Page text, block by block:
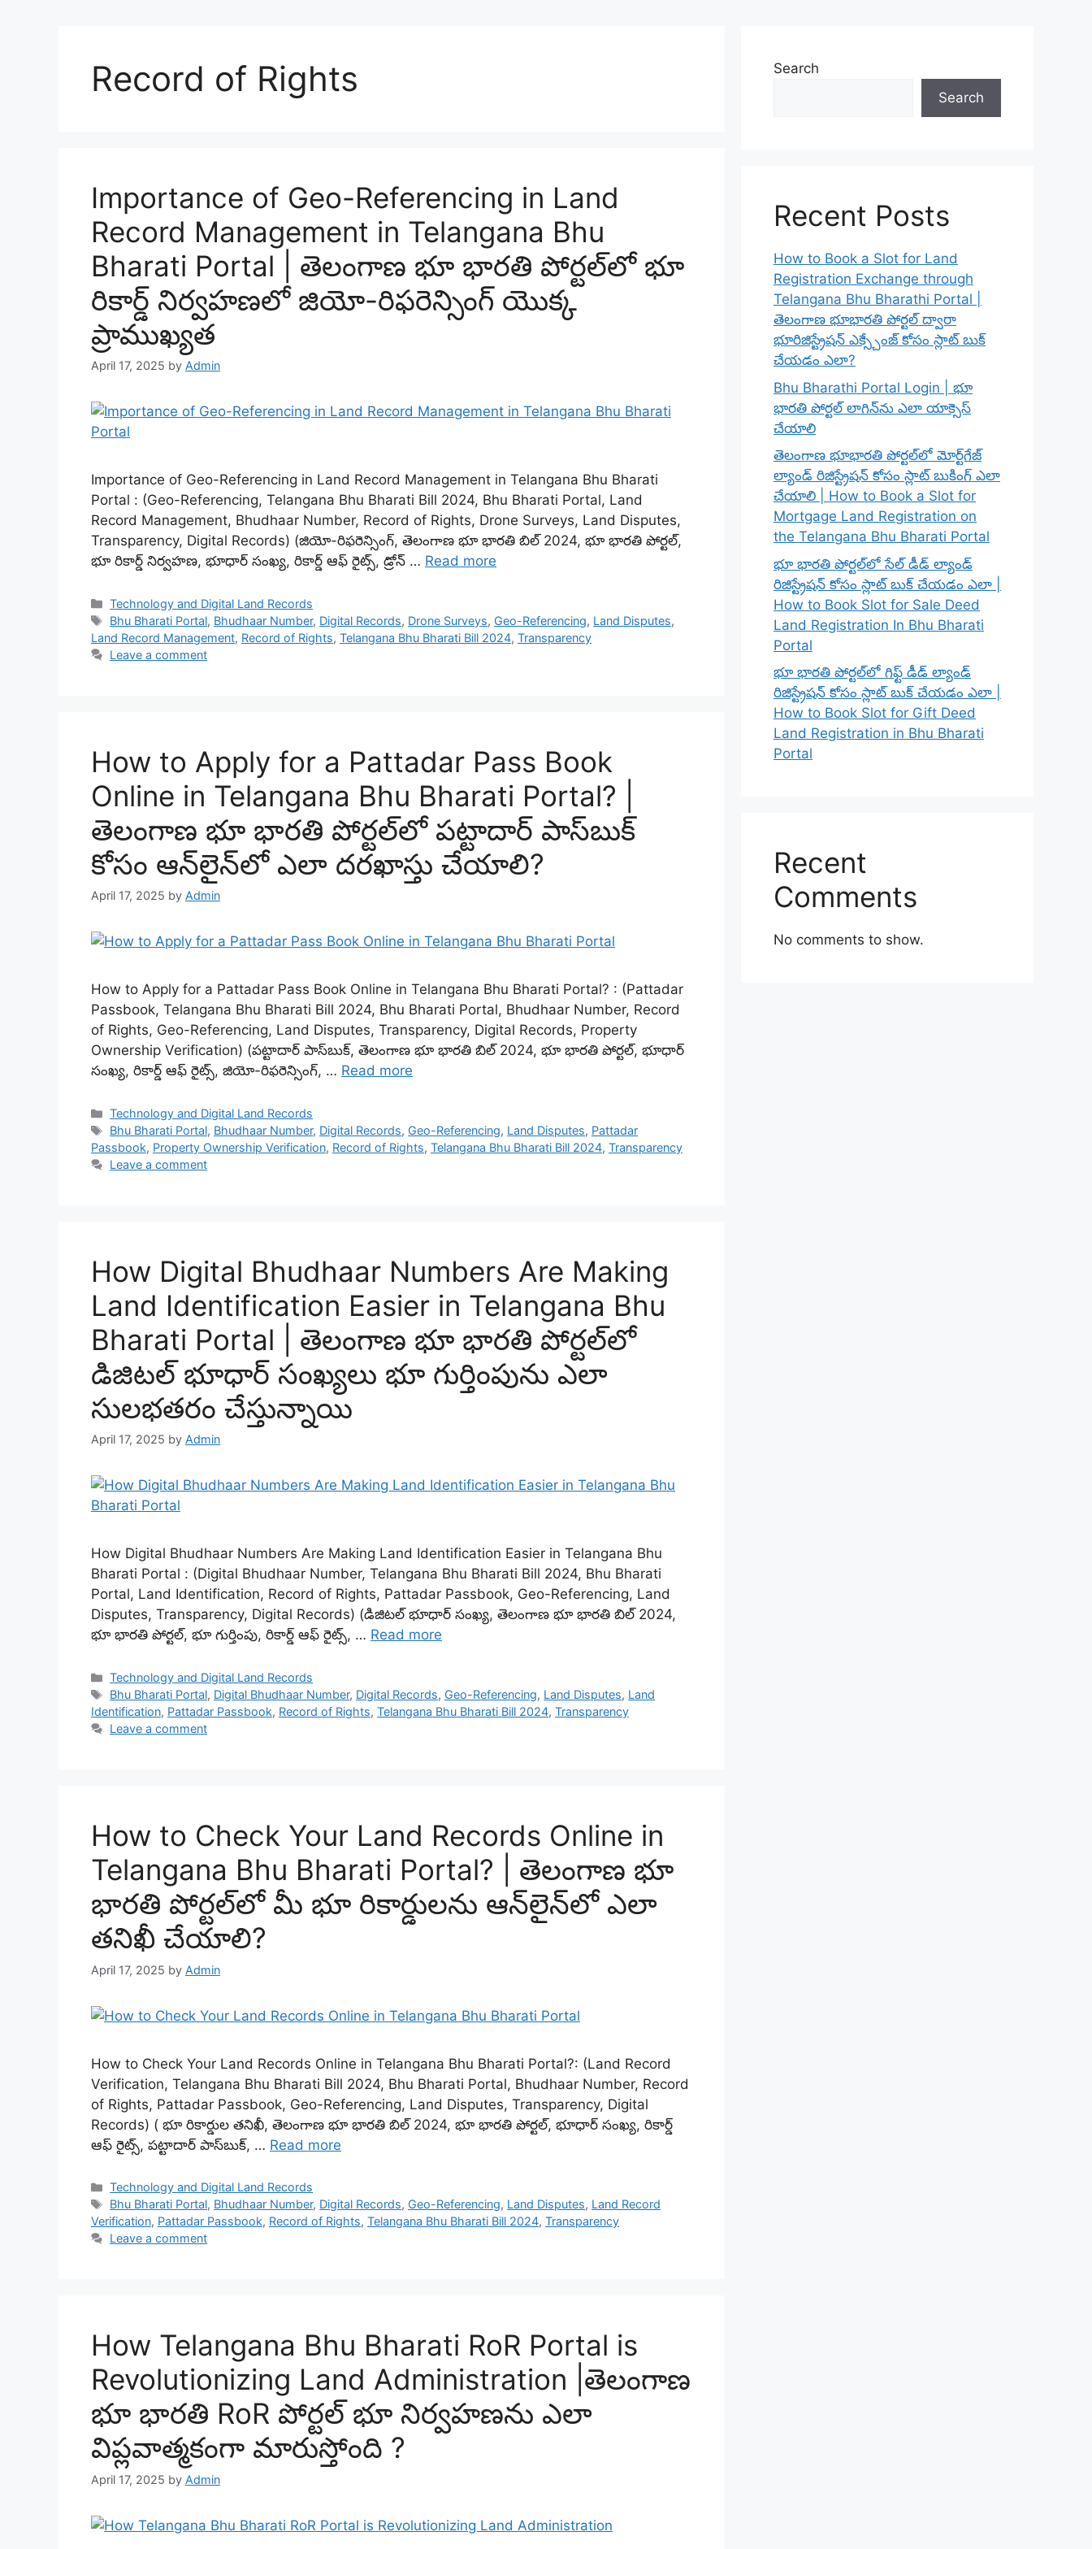
Record of Rights
Importance of Geo-Referencing in Land
Record Management in Telangana Bhu
Bharati Portal | తెలంగాణ భూ భారతి పోర్టల్‌లో భూ
రికార్డ్ నిర్వహణలో జియో-రిఫరెన్సింగ్ యొక్క
ప్రాముఖ్యత
April 17, 2025 by Admin
Importance of Geo-Referencing in Land Record Management in Telangana Bhu Bharati
Portal : (Geo-Referencing, Telangana Bhu Bharati Bill 2024, Bhu Bharati Portal, Land
Record Management, Bhudhaar Number, Record of Rights, Drone Surveys, Land Disputes,
Transparency, Digital Records) (జియో-రిఫరెన్సింగ్, తెలంగాణ భూ భారతి బిల్ 2024, భూ భారతి పోర్టల్,
భూ రికార్డ్ నిర్వహణ, భూధార్ సంఖ్య, రికార్డ్ ఆఫ్ రైట్స్, డ్రోన్ … Read more
Categories
Technology and Digital Land Records
Tags
Bhu Bharati Portal, Bhudhaar Number, Digital Records, Drone Surveys, Geo-Referencing, Land Disputes,
Land Record Management, Record of Rights, Telangana Bhu Bharati Bill 2024, Transparency
Leave a comment
How to Apply for a Pattadar Pass Book
Online in Telangana Bhu Bharati Portal? |
తెలంగాణ భూ భారతి పోర్టల్‌లో పట్టాదార్ పాస్‌బుక్
కోసం ఆన్‌లైన్‌లో ఎలా దరఖాస్తు చేయాలి?
April 17, 2025 by Admin
How to Apply for a Pattadar Pass Book Online in Telangana Bhu Bharati Portal? : (Pattadar
Passbook, Telangana Bhu Bharati Bill 2024, Bhu Bharati Portal, Bhudhaar Number, Record
of Rights, Geo-Referencing, Land Disputes, Transparency, Digital Records, Property
Ownership Verification) (పట్టాదార్ పాస్‌బుక్, తెలంగాణ భూ భారతి బిల్ 2024, భూ భారతి పోర్టల్, భూధార్
సంఖ్య, రికార్డ్ ఆఫ్ రైట్స్, జియో-రిఫరెన్సింగ్, … Read more
Categories
Technology and Digital Land Records
Tags
Bhu Bharati Portal, Bhudhaar Number, Digital Records, Geo-Referencing, Land Disputes, Pattadar
Passbook, Property Ownership Verification, Record of Rights, Telangana Bhu Bharati Bill 2024, Transparency
Leave a comment
How Digital Bhudhaar Numbers Are Making
Land Identification Easier in Telangana Bhu
Bharati Portal | తెలంగాణ భూ భారతి పోర్టల్‌లో
డిజిటల్ భూధార్ సంఖ్యలు భూ గుర్తింపును ఎలా
సులభతరం చేస్తున్నాయి
April 17, 2025 by Admin
How Digital Bhudhaar Numbers Are Making Land Identification Easier in Telangana Bhu
Bharati Portal : (Digital Bhudhaar Number, Telangana Bhu Bharati Bill 2024, Bhu Bharati
Portal, Land Identification, Record of Rights, Pattadar Passbook, Geo-Referencing, Land
Disputes, Transparency, Digital Records) (డిజిటల్ భూధార్ సంఖ్య, తెలంగాణ భూ భారతి బిల్ 2024,
భూ భారతి పోర్టల్, భూ గుర్తింపు, రికార్డ్ ఆఫ్ రైట్స్, … Read more
Categories
Technology and Digital Land Records
Tags
Bhu Bharati Portal, Digital Bhudhaar Number, Digital Records, Geo-Referencing, Land Disputes, Land
Identification, Pattadar Passbook, Record of Rights, Telangana Bhu Bharati Bill 2024, Transparency
Leave a comment
How to Check Your Land Records Online in
Telangana Bhu Bharati Portal? | తెలంగాణ భూ
భారతి పోర్టల్‌లో మీ భూ రికార్డులను ఆన్‌లైన్‌లో ఎలా
తనిఖీ చేయాలి?
April 17, 2025 by Admin
How to Check Your Land Records Online in Telangana Bhu Bharati Portal?: (Land Record
Verification, Telangana Bhu Bharati Bill 2024, Bhu Bharati Portal, Bhudhaar Number, Record
of Rights, Pattadar Passbook, Geo-Referencing, Land Disputes, Transparency, Digital
Records) ( భూ రికార్డుల తనిఖీ, తెలంగాణ భూ భారతి బిల్ 2024, భూ భారతి పోర్టల్, భూధార్ సంఖ్య, రికార్డ్
ఆఫ్ రైట్స్, పట్టాదార్ పాస్‌బుక్, … Read more
Categories
Technology and Digital Land Records
Tags
Bhu Bharati Portal, Bhudhaar Number, Digital Records, Geo-Referencing, Land Disputes, Land Record
Verification, Pattadar Passbook, Record of Rights, Telangana Bhu Bharati Bill 2024, Transparency
Leave a comment
How Telangana Bhu Bharati RoR Portal is
Revolutionizing Land Administration |తెలంగాణ
భూ భారతి RoR పోర్టల్ భూ నిర్వహణను ఎలా
విప్లవాత్మకంగా మారుస్తోంది ?
April 17, 2025 by Admin
Search
Search
Recent Posts
How to Book a Slot for Land
Registration Exchange through
Telangana Bhu Bharathi Portal |
తెలంగాణ భూభారతి పోర్టల్ ద్వారా
భూరిజిస్ట్రేషన్ ఎక్స్చేంజ్ కోసం స్లాట్ బుక్
చేయడం ఎలా?
Bhu Bharathi Portal Login | భూ
భారతి పోర్టల్ లాగిన్‌ను ఎలా యాక్సెస్
చేయాలి
తెలంగాణ భూభారతి పోర్టల్‌లో మోర్ట్‌గేజ్
ల్యాండ్ రిజిస్ట్రేషన్ కోసం స్లాట్ బుకింగ్ ఎలా
చేయాలి | How to Book a Slot for
Mortgage Land Registration on
the Telangana Bhu Bharati Portal
భూ భారతి పోర్టల్‌లో సేల్ డీడ్ ల్యాండ్
రిజిస్ట్రేషన్ కోసం స్లాట్ బుక్ చేయడం ఎలా |
How to Book Slot for Sale Deed
Land Registration In Bhu Bharati
Portal
భూ భారతి పోర్టల్‌లో గిఫ్ట్ డీడ్ ల్యాండ్
రిజిస్ట్రేషన్ కోసం స్లాట్ బుక్ చేయడం ఎలా |
How to Book Slot for Gift Deed
Land Registration in Bhu Bharati
Portal
Recent
Comments
No comments to show.